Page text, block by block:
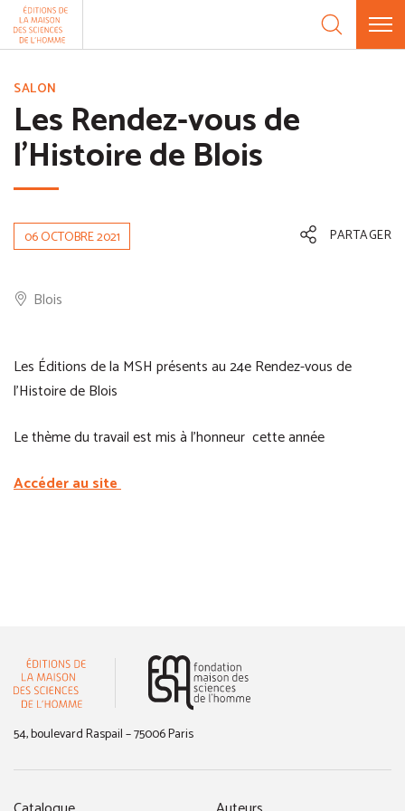
Aller au contenu
SALON
Les Rendez-vous de
l'Histoire de Blois
06 OCTOBRE 2021 PARTAGER
Blois
Les Éditions de la MSH présents au 24e Rendez-vous de
l’Histoire de Blois
Le thème du travail est mis à l’honneur cette année
Accéder au site
54, boulevard Raspail – 75006 Paris
Panneau de gestion des cookies